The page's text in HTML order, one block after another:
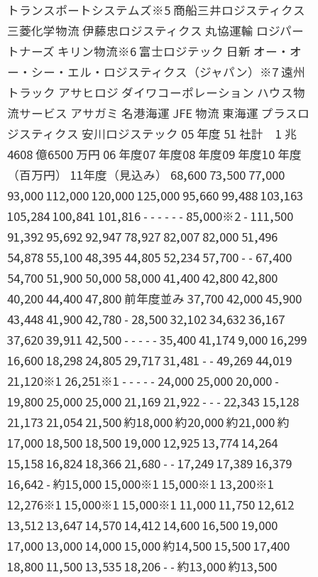
トランスポートシステムズ※5 商船三井ロジスティクス
三菱化学物流 伊藤忠ロジスティクス 丸協運輸 ロジパー
トナーズ キリン物流※6 富士ロジテック 日新 オー・オ
ー・シー・エル・ロジスティクス（ジャパン）※7 遠州
トラック アサヒロジ ダイワコーポレーション ハウス物
流サービス アサガミ 名港海運 JFE 物流 東海運 プラスロ
ジスティクス 安川ロジステック 05 年度 51 社計 1 兆
4608 億6500 万円 06 年度07 年度08 年度09 年度10 年度
（百万円） 11年度（見込み） 68,600 73,500 77,000
93,000 112,000 120,000 125,000 95,660 99,488 103,163
105,284 100,841 101,816 - - - - - - 85,000※2 - 111,500
91,392 95,692 92,947 78,927 82,007 82,000 51,496
54,878 55,100 48,395 44,805 52,234 57,700 - - 67,400
54,700 51,900 50,000 58,000 41,400 42,800 42,800
40,200 44,400 47,800 前年度並み 37,700 42,000 45,900
43,448 41,900 42,780 - 28,500 32,102 34,632 36,167
37,620 39,911 42,500 - - - - - 35,400 41,174 9,000 16,299
16,600 18,298 24,805 29,717 31,481 - - 49,269 44,019
21,120※1 26,251※1 - - - - - 24,000 25,000 20,000 -
19,800 25,000 25,000 21,169 21,922 - - - 22,343 15,128
21,173 21,054 21,500 約18,000 約20,000 約21,000 約
17,000 18,500 18,500 19,000 12,925 13,774 14,264
15,158 16,824 18,366 21,680 - - 17,249 17,389 16,379
16,642 - 約15,000 15,000※1 15,000※1 13,200※1
12,276※1 15,000※1 15,000※1 11,000 11,750 12,612
13,512 13,647 14,570 14,412 14,600 16,500 19,000
17,000 13,000 14,000 15,000 約14,500 15,500 17,400
18,800 11,500 13,535 18,206 - - 約13,000 約13,500